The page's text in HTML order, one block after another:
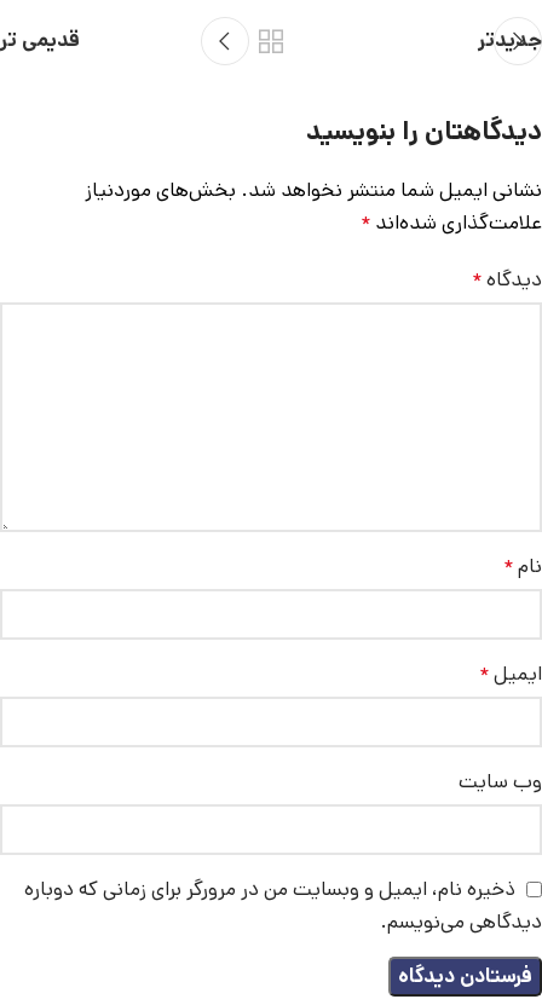
جدیدتر قدیمی تر
دیدگاهتان را بنویسید
نشانی ایمیل شما منتشر نخواهد شد. بخش‌های موردنیاز
علامت‌گذاری شده‌اند *
دیدگاه*
نام*
ایمیل*
وب‌ سایت
ذخیره نام، ایمیل و وبسایت من در مرورگر برای زمانی که دوباره
دیدگاهی می‌نویسم.